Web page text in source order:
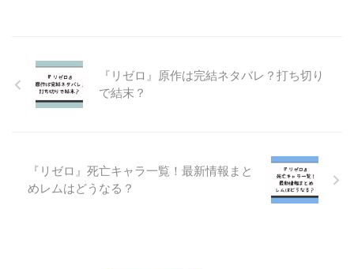
『リゼロ』原作は完結ネタバレ？打ち切り
で結末？
『リゼロ』死亡キャラ一覧！最新情報まと
めレムはどうなる？